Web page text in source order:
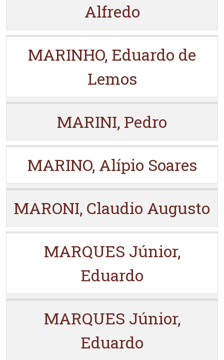
Alfredo
MARINHO, Eduardo de
Lemos
MARINI, Pedro
MARINO, Alípio Soares
MARONI, Claudio Augusto
MARQUES Júnior,
Eduardo
MARQUES Júnior,
Eduardo